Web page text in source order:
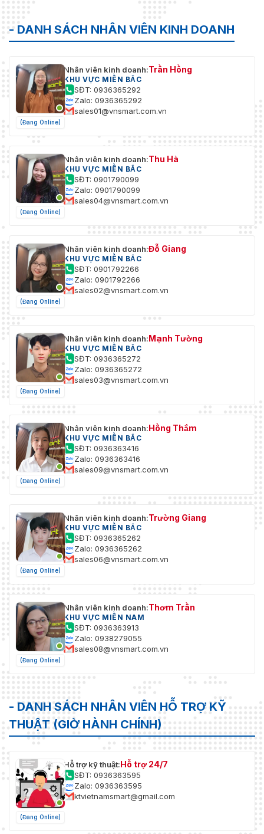
- DANH SÁCH NHÂN VIÊN KINH DOANH
(Đang Online)
Nhân viên kinh doanh:Trần Hồng
KHU VỰC MIỀN BẮC
SĐT: 0936365292
Zalo: 0936365292
sales01@vnsmart.com.vn
(Đang Online)
Nhân viên kinh doanh:Thu Hà
KHU VỰC MIỀN BẮC
SĐT: 0901790099
Zalo: 0901790099
sales04@vnsmart.com.vn
(Đang Online)
Nhân viên kinh doanh:Đỗ Giang
KHU VỰC MIỀN BẮC
SĐT: 0901792266
Zalo: 0901792266
sales02@vnsmart.com.vn
(Đang Online)
Nhân viên kinh doanh:Mạnh Tường
KHU VỰC MIỀN BẮC
SĐT: 0936365272
Zalo: 0936365272
sales03@vnsmart.com.vn
(Đang Online)
Nhân viên kinh doanh:Hồng Thắm
KHU VỰC MIỀN BẮC
SĐT: 0936363416
Zalo: 0936363416
sales09@vnsmart.com.vn
(Đang Online)
Nhân viên kinh doanh:Trường Giang
KHU VỰC MIỀN BẮC
SĐT: 0936365262
Zalo: 0936365262
sales06@vnsmart.com.vn
(Đang Online)
Nhân viên kinh doanh:Thơm Trần
KHU VỰC MIỀN NAM
SĐT: 0936363913
Zalo: 0938279055
sales08@vnsmart.com.vn
- DANH SÁCH NHÂN VIÊN HỖ TRỢ KỸ
THUẬT (GIỜ HÀNH CHÍNH)
(Đang Online)
Hỗ trợ kỹ thuật:Hỗ trợ 24/7
SĐT: 0936363595
Zalo: 0936363595
ktvietnamsmart@gmail.com